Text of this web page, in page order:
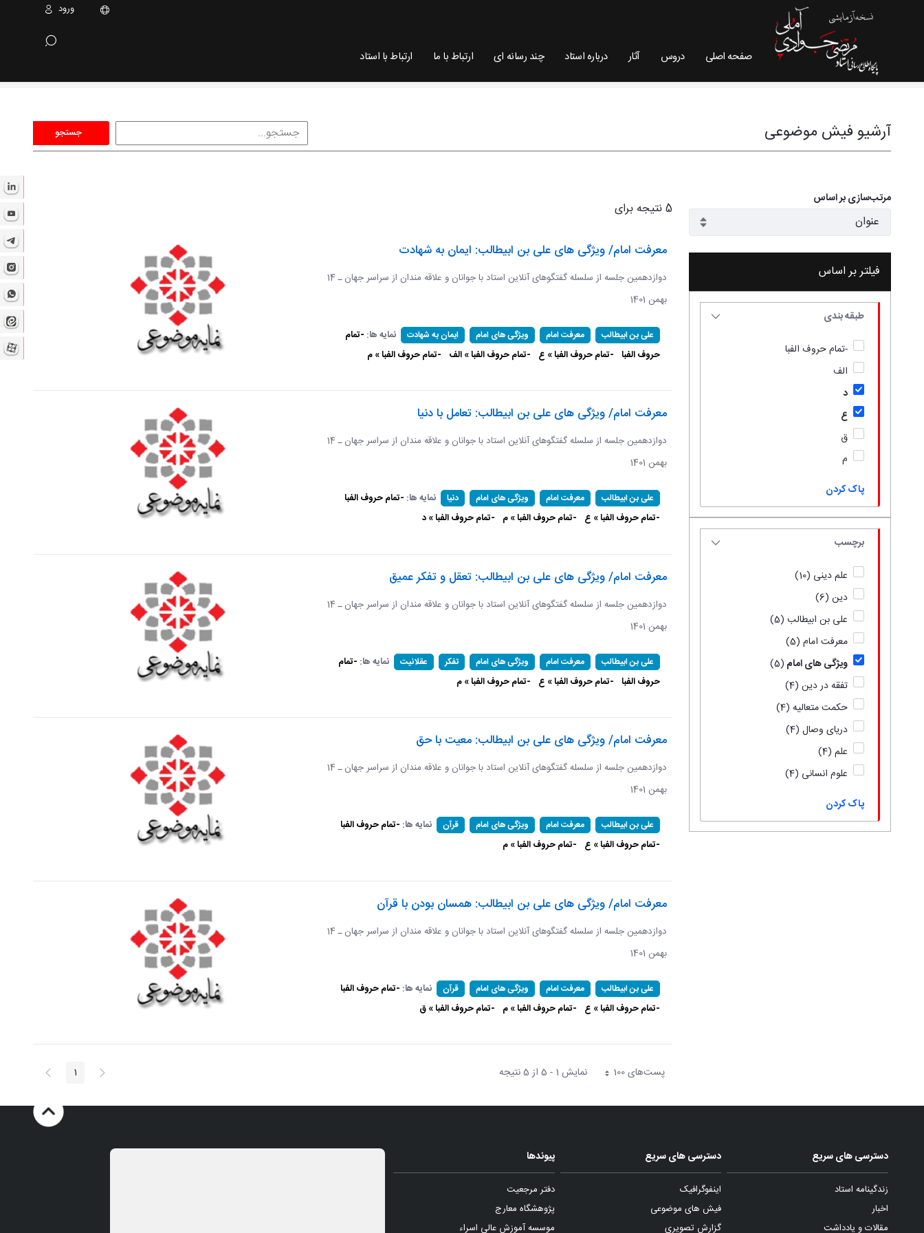
ورود
صفحه اصلی دروس آثار درباره استاد چند رسانه ای ارتباط با ما ارتباط با استاد
آرشیو فیش موضوعی
جستجو
مرتب‌سازی بر اساس
فیلتر بر اساس
طبقه بندی
-تمام حروف الفبا
الف
د
ع
ق
م
پاک کردن
برچسب
علم دینی (10)
دین (6)
علی بن ابیطالب (5)
معرفت امام (5)
ویژگی های امام (5)
تفقه در دین (4)
حکمت متعالیه (4)
دریای وصال (4)
علم (4)
علوم انسانی (4)
پاک کردن
5 نتیجه برای
معرفت امام/ ویژگی های علی بن ابیطالب: ایمان به شهادت
دوازدهمین جلسه از سلسله گفتگوهای آنلاین استاد با جوانان و علاقه مندان از سراسر جهان ـ 14
بهمن 1401
علی بن ابیطالب معرفت امام ویژگی های امام ایمان به شهادت نمایه ها: -تمام
حروف الفبا -تمام حروف الفبا » ع -تمام حروف الفبا » الف -تمام حروف الفبا » م
معرفت امام/ ویژگی های علی بن ابیطالب: تعامل با دنیا
دوازدهمین جلسه از سلسله گفتگوهای آنلاین استاد با جوانان و علاقه مندان از سراسر جهان ـ 14
بهمن 1401
علی بن ابیطالب معرفت امام ویژگی های امام دنیا نمایه ها: -تمام حروف الفبا
-تمام حروف الفبا » ع -تمام حروف الفبا » م -تمام حروف الفبا » د
معرفت امام/ ویژگی های علی بن ابیطالب: تعقل و تفکر عمیق
دوازدهمین جلسه از سلسله گفتگوهای آنلاین استاد با جوانان و علاقه مندان از سراسر جهان ـ 14
بهمن 1401
علی بن ابیطالب معرفت امام ویژگی های امام تفکر عقلانیت نمایه ها: -تمام
حروف الفبا -تمام حروف الفبا » ع -تمام حروف الفبا » م
معرفت امام/ ویژگی های علی بن ابیطالب: معیت با حق
دوازدهمین جلسه از سلسله گفتگوهای آنلاین استاد با جوانان و علاقه مندان از سراسر جهان ـ 14
بهمن 1401
علی بن ابیطالب معرفت امام ویژگی های امام قرآن نمایه ها: -تمام حروف الفبا
-تمام حروف الفبا » ع -تمام حروف الفبا » م
معرفت امام/ ویژگی های علی بن ابیطالب: همسان بودن با قرآن
دوازدهمین جلسه از سلسله گفتگوهای آنلاین استاد با جوانان و علاقه مندان از سراسر جهان ـ 14
بهمن 1401
علی بن ابیطالب معرفت امام ویژگی های امام قرآن نمایه ها: -تمام حروف الفبا
-تمام حروف الفبا » ع -تمام حروف الفبا » م -تمام حروف الفبا » ق
پست‌‌های 100هر صفحه نمایش 1 - 5 از 5 نتیجه پیغام
قبلی صفحه1 صفحه
بعد
دسترسی های سریع
زندگینامه استاد
اخبار
مقالات و یادداشت
دسترسی های سریع
اینفوگرافیک
فیش های موضوعی
گزارش تصویری
پیوندها
دفتر مرجعیت
پژوهشگاه معارج
موسسه آموزش عالی اسراء